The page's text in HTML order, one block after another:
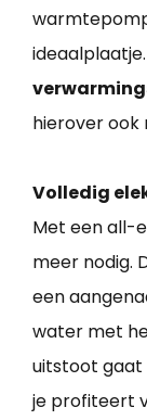
hierover ook
Volledig
Met een all-
meer nodig.
een
water met
uitstoot gaat
je profiteert